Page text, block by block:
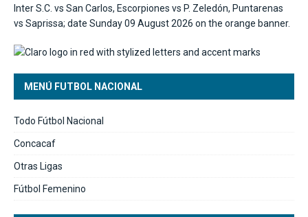
MENÚ FUTBOL NACIONAL
Todo Fútbol Nacional
Concacaf
Otras Ligas
Fútbol Femenino